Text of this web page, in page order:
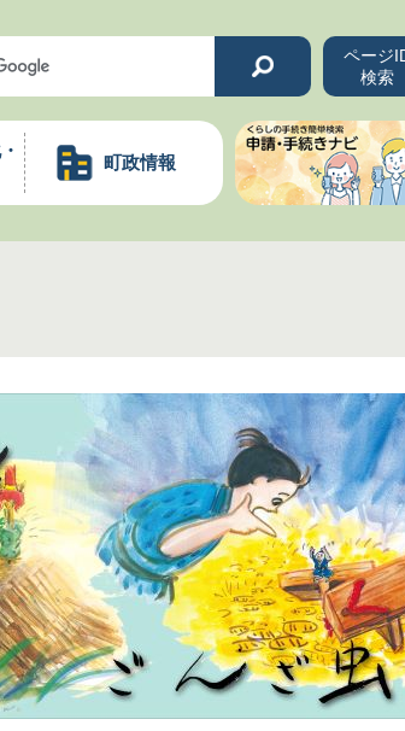
ページ
検索
町政情報